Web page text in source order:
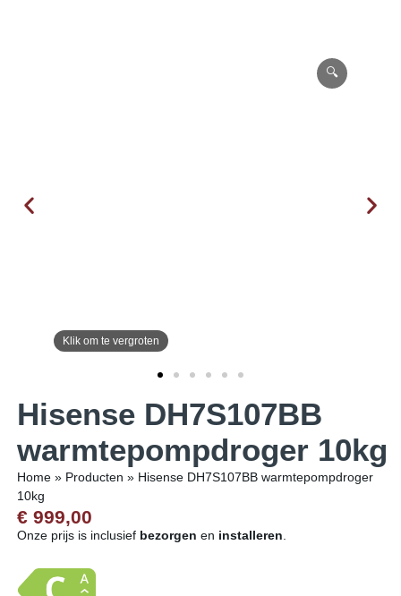
Hisense DH7S107BB
warmtepompdroger 10kg
Home» Producten » Hisense DH7S107BB warmtepompdroger
10kg
€ 999,00
Onze prijs is inclusief bezorgen en installeren.